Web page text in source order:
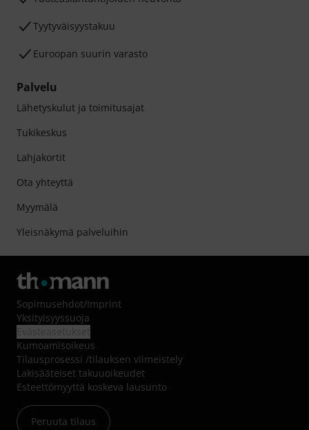
Tyytyväisyystakuu
Euroopan suurin varasto
Palvelu
Lähetyskulut ja toimitusajat
Tukikeskus
Lahjakortit
Ota yhteyttä
Myymälä
Yleisnäkymä palveluihin
Sopimusehdot/Imprint
Yksityisyyssuoja
Kumoamisoikeus
Tilausprosessi /tilauksen viimeistely
Lakisääteiset takuuoikeudet
Esteettömyyttä koskeva lausunto
Peruuta tilaus